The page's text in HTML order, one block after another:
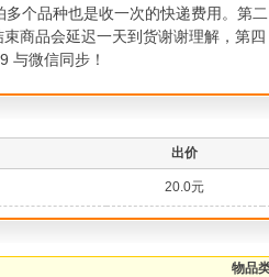
个品种也是收一次的快递费用。第
商品会延迟一天到货谢谢理解，
与微信同步！
出价
20.0元
物品